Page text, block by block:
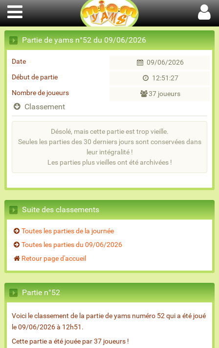
Partie de yams n°52 du 09/06/2026
Date
09/06/2026
Début de partie
12:51:27
Nombre de joueurs
37 joueurs
Classement
Désolé, mais cette partie est trop vieille.
Seules les parties des 30 derniers jours sont conservées dans
leur intégralité !
Les parties plus vieilles ont été archivées !
Suite des classements
Toutes les parties de la journée
Toutes les parties du 09/06/2026
Retour page d'accueil
Partie n°52
Voici le classement de la partie de yams numéro 52 qui a été joué
le 09/06/2026 à 12h51.
Cette partie a été jouée par 37 joueurs !